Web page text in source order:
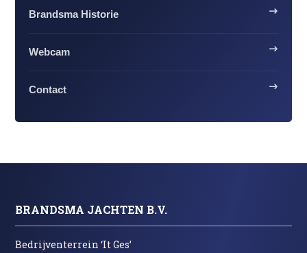
Brandsma Historie
Webcam
Contact
BRANDSMA JACHTEN B.V.
Bedrijventerrein ‘It Ges’